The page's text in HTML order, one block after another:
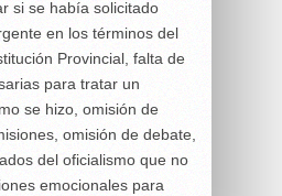
si se había solicitado
en los términos del
Provincial, falta de
para tratar un
se hizo, omisión de
omisión de debate,
del oficialismo que no
emocionales para